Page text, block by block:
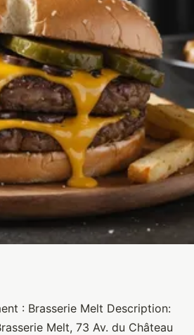
: Brasserie Melt Description:
Melt, 73 Av. du Château